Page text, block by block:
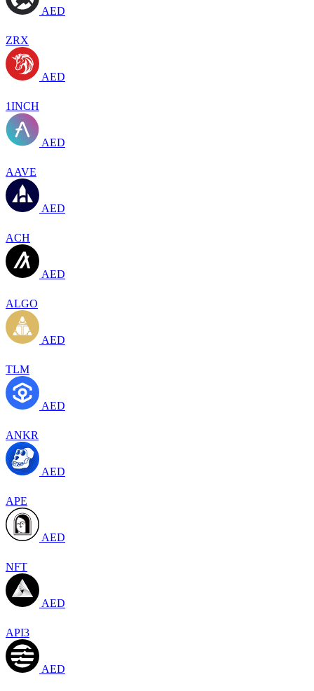
AED
ZRX
AED
1INCH
AED
AAVE
AED
ACH
AED
ALGO
AED
TLM
AED
ANKR
AED
APE
AED
NFT
AED
API3
AED